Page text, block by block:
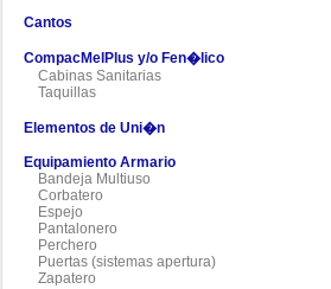
Cantos
CompacMelPlus y/o Fen�lico
Cabinas Sanitarias
Taquillas
Elementos de Uni�n
Equipamiento Armario
Bandeja Multiuso
Corbatero
Espejo
Pantalonero
Perchero
Puertas (sistemas apertura)
Zapatero